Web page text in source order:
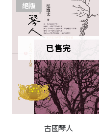
已售完
絕版
古國琴人